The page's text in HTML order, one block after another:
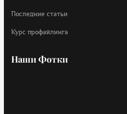
Последние статьи
Курс профайлинга
Наши Фотки